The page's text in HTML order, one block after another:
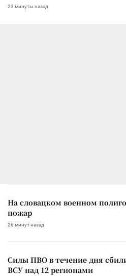
23 минуты назад
На словацком военном
пожар
26 минут назад
Силы ПВО в течение дня
ВСУ над 12 регионами